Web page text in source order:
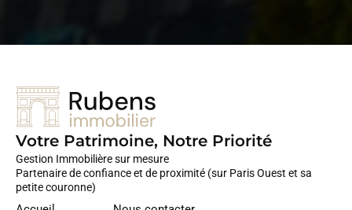
Votre Patrimoine, Notre Priorité
Gestion Immobilière sur mesure
Partenaire de confiance et de proximité (sur Paris Ouest et sa
petite couronne)